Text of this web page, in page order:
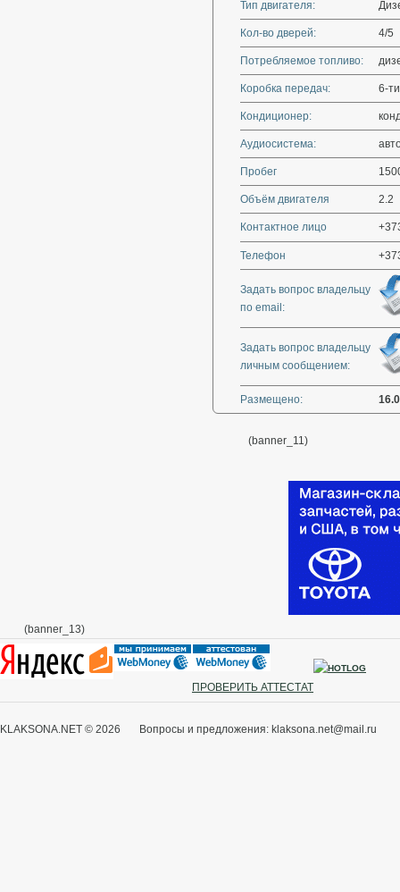
Тип двигателя:
Кол-во дверей: 4/5
Потребляемое топливо:
Коробка передач: 6-
Кондиционер:
Аудиосистема:
Пробег
Объём двигателя 2.2
Контактное лицо
Телефон
Задать вопрос владельцу
по email:
Задать вопрос владельцу
личным сообщением:
Размещено:
(banner_11)
(banner_13)
ПРОВЕРИТЬ АТТЕСТАТ
KLAKSONA.NET © 2026 Вопросы и предложения: klaksona.net@mail.ru